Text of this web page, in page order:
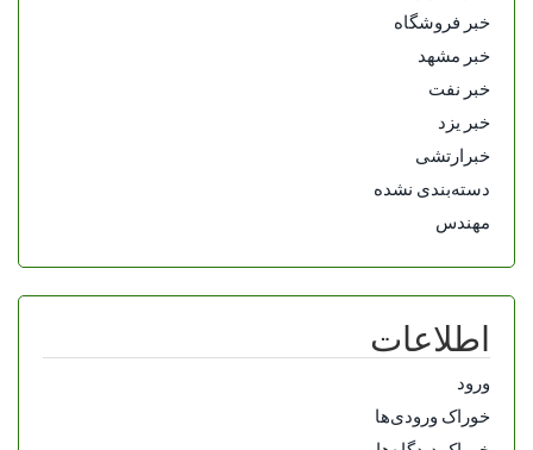
خبر فروشگاه
خبر مشهد
خبر نفت
خبر یزد
خبرارتشی
دسته‌بندی نشده
مهندس
اطلاعات
ورود
خوراک ورودی‌ها